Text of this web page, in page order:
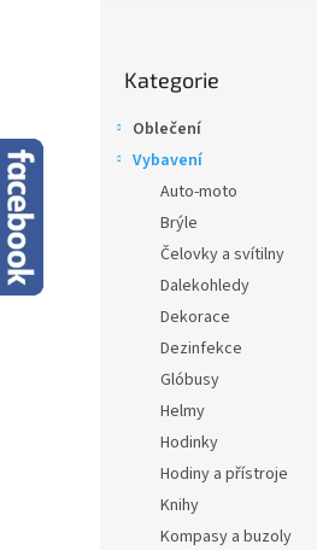
kategorie
Kategorie
Oblečení
Vybavení
Auto-moto
Brýle
Čelovky a svítilny
Dalekohledy
Dekorace
Dezinfekce
Glóbusy
Helmy
Hodinky
Hodiny a přístroje
Knihy
Kompasy a buzoly